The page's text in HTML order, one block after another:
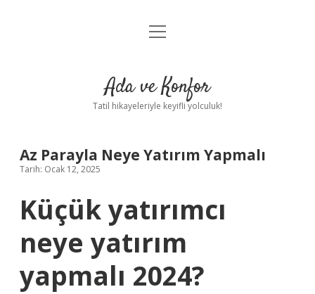
Anasayfa
Yasal Uyarı
menüyü
Ada ve Konfor
Tatil hikayeleriyle keyifli yolculuk!
Az Parayla Neye Yatırım Yapmalı
Tarih: Ocak 12, 2025
Küçük yatırımcı
neye yatırım
yapmalı 2024?